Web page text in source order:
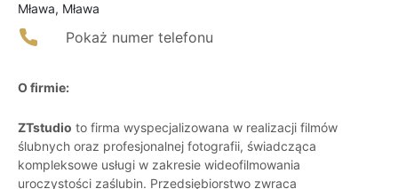
Mława, Mława
Pokaż numer telefonu
O firmie:
ZTstudio to firma wyspecjalizowana w realizacji filmów
ślubnych oraz profesjonalnej fotografii, świadcząca
kompleksowe usługi w zakresie wideofilmowania
uroczystości zaślubin. Przedsiębiorstwo zwraca